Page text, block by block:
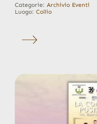
Categorie: Archivio Eventi
Luogo: Collio